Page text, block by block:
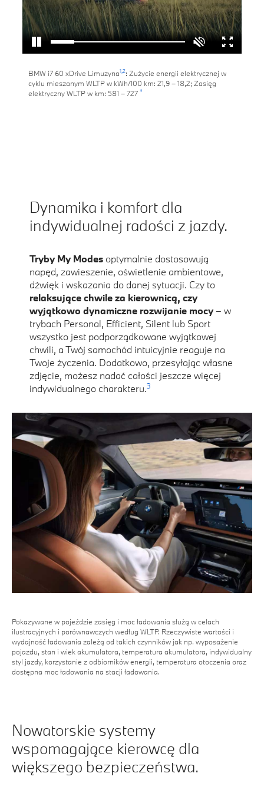
BMW i7 60 xDrive Limuzyna1,2: Zużycie energii elektrycznej w
cyklu mieszanym WLTP w kWh/100 km: 21,9 – 18,2; Zasięg
elektryczny WLTP w km: 581 – 727 *
Dynamika i komfort dla
indywidualnej radości z jazdy.
Tryby My Modes optymalnie dostosowują
napęd, zawieszenie, oświetlenie ambientowe,
dźwięk i wskazania do danej sytuacji. Czy to
relaksujące chwile za kierownicą, czy
wyjątkowo dynamiczne rozwijanie mocy– w
trybach Personal, Efficient, Silent lub Sport
wszystko jest podporządkowane wyjątkowej
chwili, a Twój samochód intuicyjnie reaguje na
Twoje życzenia. Dodatkowo, przesyłając własne
zdjęcie, możesz nadać całości jeszcze więcej
indywidualnego charakteru.3
Pokazywane w pojeździe zasięg i moc ładowania służą w celach
ilustracyjnych i porównawczych według WLTP. Rzeczywiste wartości i
wydajność ładowania zależą od takich czynników jak np. wyposażenie
pojazdu, stan i wiek akumulatora, temperatura akumulatora, indywidualny
styl jazdy, korzystanie z odbiorników energii, temperatura otoczenia oraz
dostępna moc ładowania na stacji ładowania.
Nowatorskie systemy
wspomagające kierowcę dla
większego bezpieczeństwa.